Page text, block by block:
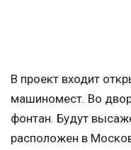
В проект входит
машиномест. Во
фонтан. Будут
расположен в